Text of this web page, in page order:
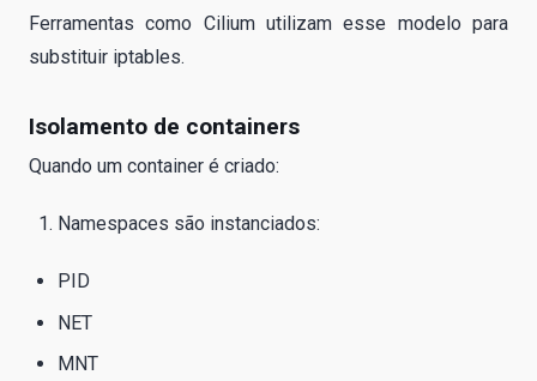
Ferramentas como Cilium utilizam esse modelo para
substituir iptables.
Isolamento de containers
Quando um container é criado:
Namespaces são instanciados:
PID
NET
MNT